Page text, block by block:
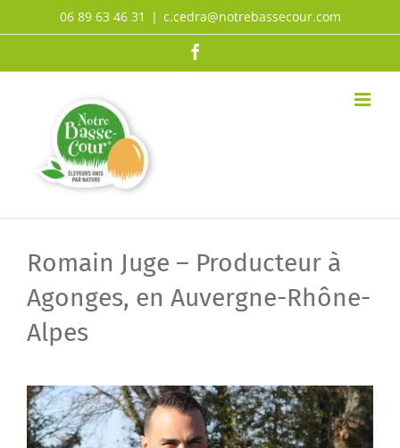
au
06 89 63 46 31 | c.cedra@notrebassecour.com
Romain Juge – Producteur à
Agonges, en Auvergne-Rhône-
Alpes